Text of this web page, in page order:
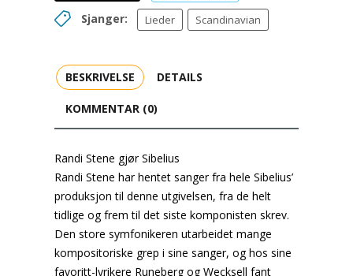
Sjanger: Lieder Scandinavian
BESKRIVELSE DETAILS
KOMMENTAR (0)
Randi Stene gjør Sibelius
Randi Stene har hentet sanger fra hele Sibelius’
produksjon til denne utgivelsen, fra de helt
tidlige og frem til det siste komponisten skrev.
Den store symfonikeren utarbeidet mange
kompositoriske grep i sine sanger, og hos sine
favoritt-lyrikere Runeberg og Wecksell fant